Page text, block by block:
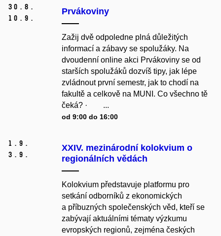
30. 8.
10. 9.
Prvákoviny
Zažij dvě odpoledne plná důležitých
informací a zábavy se spolužáky. Na
dvoudenní online akci Prvákoviny se od
starších spolužáků dozvíš tipy, jak lépe
zvládnout první semestr, jak to chodí na
fakultě a celkově na MUNI. Co všechno tě
čeká? · ...
od 9:00 do 16:00
1. 9.
3. 9.
XXIV. mezinárodní kolokvium o
regionálních vědách
Kolokvium představuje platformu pro
setkání odborníků z ekonomických
a příbuzných společenských věd, kteří se
zabývají aktuálními tématy výzkumu
evropských regionů, zejména českých